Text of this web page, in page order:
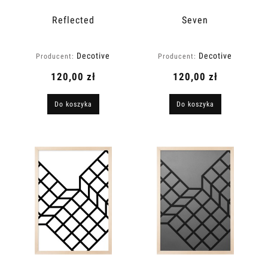
Reflected
Producent: Decotive
120,00 zł
Do koszyka
Seven
Producent: Decotive
120,00 zł
Do koszyka